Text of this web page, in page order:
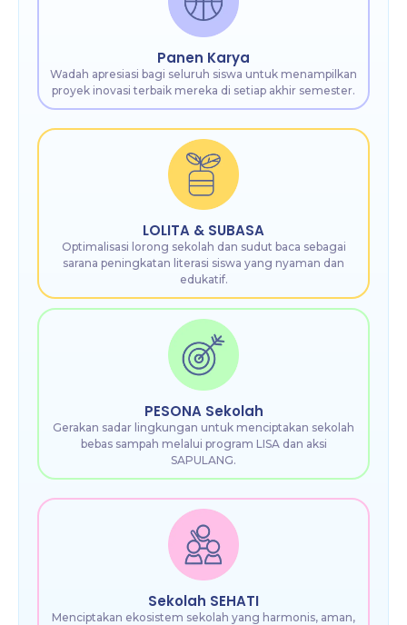
Panen Karya
Wadah apresiasi bagi seluruh siswa untuk menampilkan
proyek inovasi terbaik mereka di setiap akhir semester.
LOLITA & SUBASA
Optimalisasi lorong sekolah dan sudut baca sebagai
sarana peningkatan literasi siswa yang nyaman dan
edukatif.
PESONA Sekolah
Gerakan sadar lingkungan untuk menciptakan sekolah
bebas sampah melalui program LISA dan aksi
SAPULANG.
Sekolah SEHATI
Menciptakan ekosistem sekolah yang harmonis, aman,